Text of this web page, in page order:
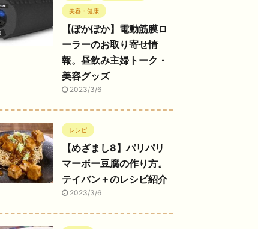
美容・健康
【ぽかぽか】電動筋膜ロ
ーラーのお取り寄せ情
報。昼飲み主婦トーク・
美容グッズ
2023/3/6
レシピ
【めざまし8】パリパリ
マーボー豆腐の作り方。
テイバン＋のレシピ紹介
2023/3/6